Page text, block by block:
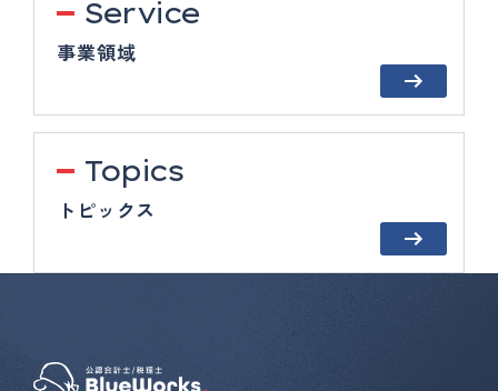
Service
事業領域
Topics
トピックス